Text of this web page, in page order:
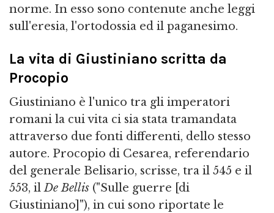
norme. In esso sono contenute anche leggi
sull'eresia, l'ortodossia ed il paganesimo.
La vita di Giustiniano scritta da
Procopio
Giustiniano è l'unico tra gli imperatori
romani la cui vita ci sia stata tramandata
attraverso due fonti differenti, dello stesso
autore. Procopio di Cesarea, referendario
del generale Belisario, scrisse, tra il 545 e il
553, ilDe Bellis ("Sulle guerre [di
Giustiniano]"), in cui sono riportate le